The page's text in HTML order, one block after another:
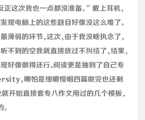
正这次我也一点都没准备。”戴上耳机，
现电脑上的这些题目好像没这么难了。
薄弱的环节，这次，由于我没啥执念了，
不到的空我就直接放过不纠结了，结果，
好像做得还行。阅读更是抽到了自己专
，哪怕是细嚼慢咽四篇做完也还剩
开始直接套专八作文用过的几个模板，